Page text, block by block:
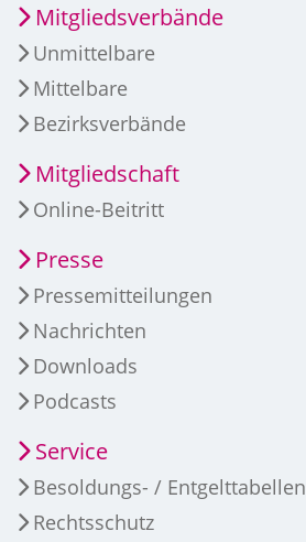
Mitgliedsverbände
Unmittelbare
Mittelbare
Bezirksverbände
Mitgliedschaft
Online-Beitritt
Presse
Pressemitteilungen
Nachrichten
Downloads
Podcasts
Service
Besoldungs- / Entgelttabellen
Rechtsschutz